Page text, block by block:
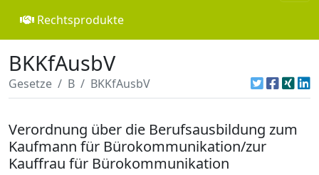
Rechtsprodukte
BKKfAusbV
Gesetze B BKKfAusbV
Verordnung über die Berufsausbildung zum
Kaufmann für Bürokommunikation/zur
Kauffrau für Bürokommunikation